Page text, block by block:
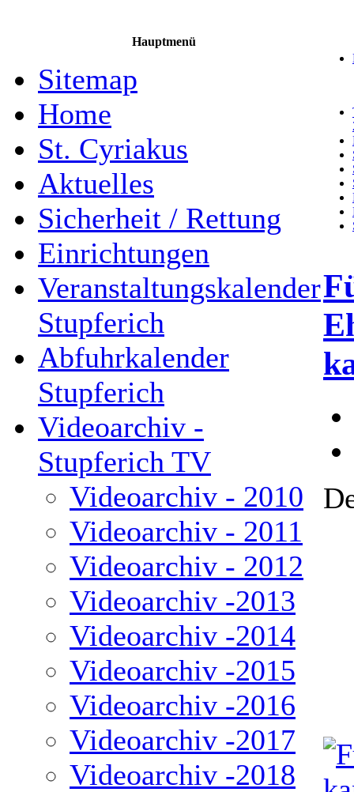
Hauptmenü
Sitemap
Home
St. Cyriakus
Aktuelles
Sicherheit / Rettung
Einrichtungen
Veranstaltungskalender
Stupferich
Abfuhrkalender
Stupferich
Videoarchiv -
Stupferich TV
Videoarchiv - 2010
Videoarchiv - 2011
Videoarchiv - 2012
Videoarchiv -2013
Videoarchiv -2014
Videoarchiv -2015
Videoarchiv -2016
Videoarchiv -2017
Videoarchiv -2018